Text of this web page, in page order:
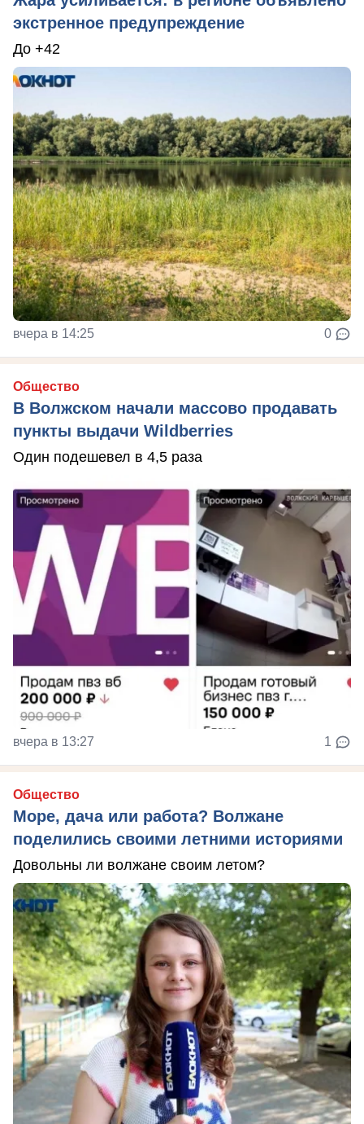
экстренное предупреждение
До +42
вчера в 14:25 0
Общество
В Волжском начали массово продавать
пункты выдачи Wildberries
Один подешевел в 4,5 раза
вчера в 13:27 1
Общество
Море, дача или работа? Волжане
поделились своими летними историями
Довольны ли волжане своим летом?